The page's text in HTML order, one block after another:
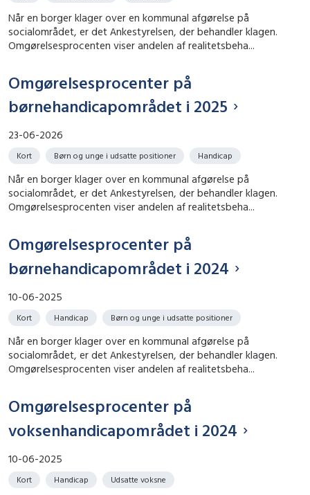
Når en borger klager over en kommunal afgørelse på
socialområdet, er det Ankestyrelsen, der behandler klagen.
Omgørelsesprocenten viser andelen af realitetsbeha...
Omgørelsesprocenter på
børnehandicapområdet i 2025
23-06-2026
Kort Børn og unge i udsatte positioner Handicap
Når en borger klager over en kommunal afgørelse på
socialområdet, er det Ankestyrelsen, der behandler klagen.
Omgørelsesprocenten viser andelen af realitetsbeha...
Omgørelsesprocenter på
børnehandicapområdet i 2024
10-06-2025
Kort Handicap Børn og unge i udsatte positioner
Når en borger klager over en kommunal afgørelse på
socialområdet, er det Ankestyrelsen, der behandler klagen.
Omgørelsesprocenten viser andelen af realitetsbeha...
Omgørelsesprocenter på
voksenhandicapområdet i 2024
10-06-2025
Kort Handicap Udsatte voksne